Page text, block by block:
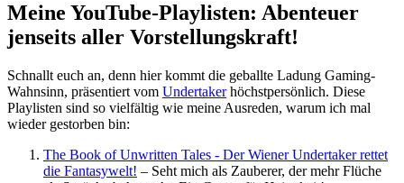
Meine YouTube-Playlisten: Abenteuer
jenseits aller Vorstellungskraft!
Schnallt euch an, denn hier kommt die geballte Ladung Gaming-
Wahnsinn, präsentiert vom Undertakerhöchstpersönlich. Diese
Playlisten sind so vielfältig wie meine Ausreden, warum ich mal
wieder gestorben bin:
The Book of Unwritten Tales - Der Wiener Undertaker rettet
die Fantasywelt! – Seht mich als Zauberer, der mehr Flüche